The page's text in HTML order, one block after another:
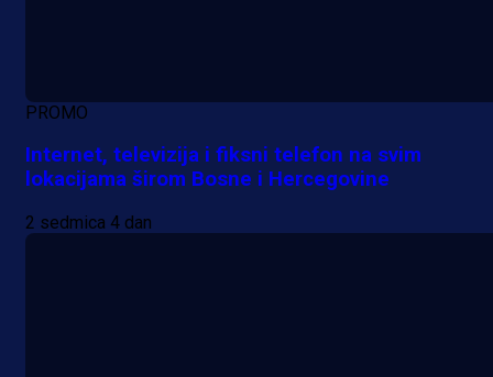
PROMO
Internet, televizija i fiksni telefon na svim
lokacijama širom Bosne i Hercegovine
2 sedmica 4 dan